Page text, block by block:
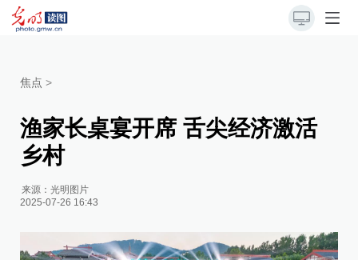
焦点 >
渔家长桌宴开席 舌尖经济激活
乡村
来源：光明图片
2025-07-26 16:43